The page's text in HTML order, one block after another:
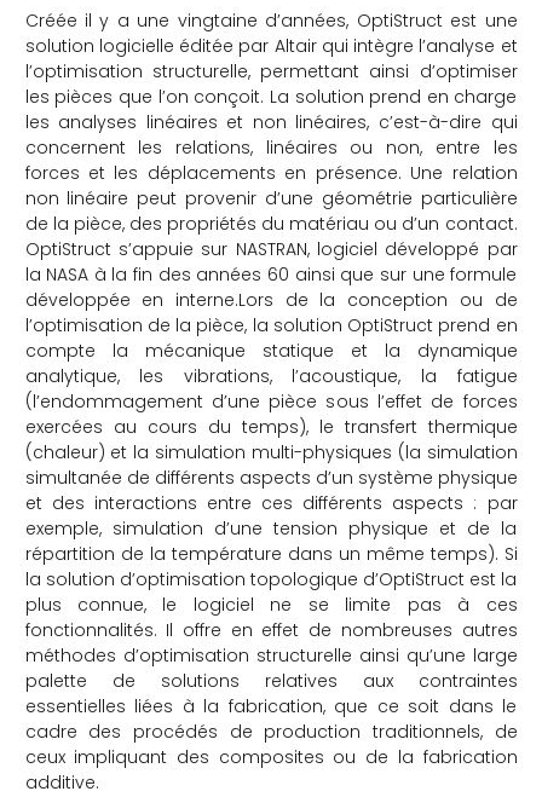
Créée il y a une vingtaine d’années, OptiStruct est une
solution logicielle éditée par Altair qui intègre l’analyse et
l’optimisation structurelle, permettant ainsi d’optimiser
les pièces que l’on conçoit. La solution prend en charge
les analyses linéaires et non linéaires, c’est-à-dire qui
concernent les relations, linéaires ou non, entre les
forces et les déplacements en présence. Une relation
non linéaire peut provenir d’une géométrie particulière
de la pièce, des propriétés du matériau ou d’un contact.
OptiStruct s’appuie sur NASTRAN, logiciel développé par
la NASA à la fin des années 60 ainsi que sur une formule
développée en interne.Lors de la conception ou de
l’optimisation de la pièce, la solution OptiStruct prend en
compte la mécanique statique et la dynamique
analytique, les vibrations, l’acoustique, la fatigue
(l’endommagement d’une pièce sous l’effet de forces
exercées au cours du temps), le transfert thermique
(chaleur) et la simulation multi-physiques (la simulation
simultanée de différents aspects d’un système physique
et des interactions entre ces différents aspects : par
exemple, simulation d’une tension physique et de la
répartition de la température dans un même temps). Si
la solution d’optimisation topologique d’OptiStruct est la
plus connue, le logiciel ne se limite pas à ces
fonctionnalités. Il offre en effet de nombreuses autres
méthodes d’optimisation structurelle ainsi qu’une large
palette de solutions relatives aux contraintes
essentielles liées à la fabrication, que ce soit dans le
cadre des procédés de production traditionnels, de
ceux impliquant des composites ou de la fabrication
additive.